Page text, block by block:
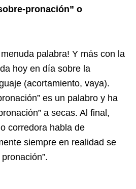
pronación” o
palabra! Y más con la
hoy en día sobre la
(acortamiento, vaya).
es un palabro y ha
a secas. Al final,
corredora habla de
siempre en realidad se